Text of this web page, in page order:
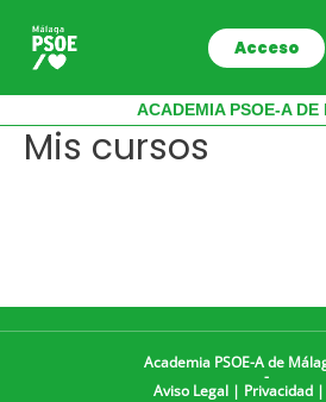
contenido
Acceso
ACADEMIA PSOE-A
Mis cursos
Academia PSOE-A de
-
Aviso Legal| Privacidad|